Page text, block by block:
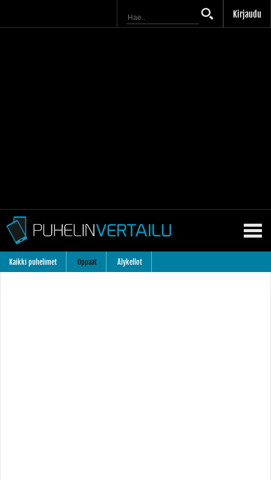
Kirjaudu
Kaikki puhelimet Oppaat Älykellot